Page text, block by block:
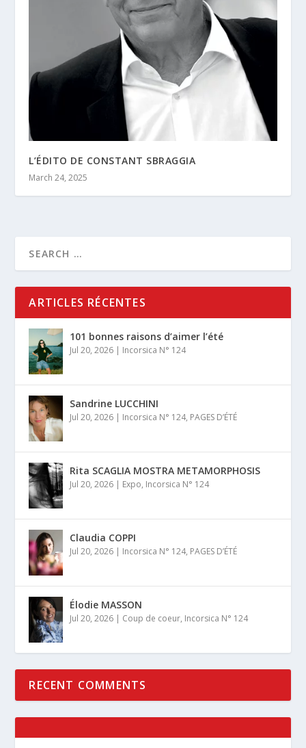
L’ÉDITO DE CONSTANT SBRAGGIA
March 24, 2025
ARTICLES RÉCENTES
101 bonnes raisons d’aimer l’été
Jul 20, 2026 | Incorsica N° 124
Sandrine LUCCHINI
Jul 20, 2026 | Incorsica N° 124, PAGES D’ÉTÉ
Rita SCAGLIA MOSTRA METAMORPHOSIS
Jul 20, 2026 | Expo, Incorsica N° 124
Claudia COPPI
Jul 20, 2026 | Incorsica N° 124, PAGES D’ÉTÉ
Élodie MASSON
Jul 20, 2026 | Coup de coeur, Incorsica N° 124
RECENT COMMENTS